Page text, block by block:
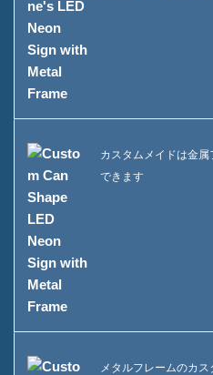
カスタムメイドは金
できます
メタルフレームのカ